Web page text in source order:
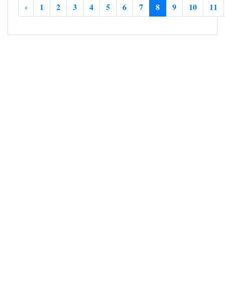
‹ 1 2 3 4 5 6 7 8 9 10 11